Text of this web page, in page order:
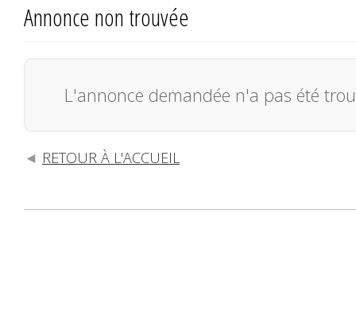
Annonce non trouvée
L'annonce demandée n'a pas été
RETOUR À L'ACCUEIL